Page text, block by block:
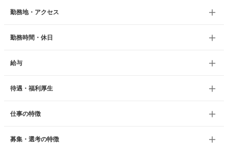
勤務地・アクセス
勤務時間・休日
給与
待遇・福利厚生
仕事の特徴
募集・選考の特徴